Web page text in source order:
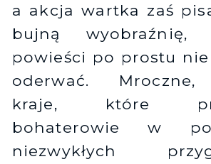
a akcja wartka zaś
bujną
powieści po prostu
oderwać. Mroczne,
kraje, które
bohaterowie w
niezwykłych